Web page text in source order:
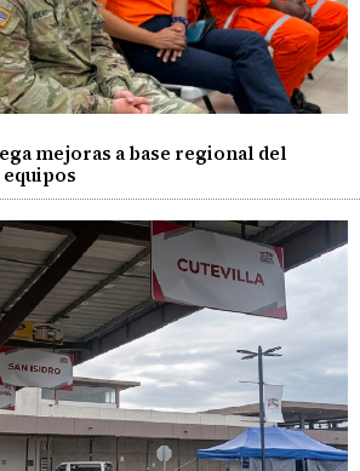
mejoras a base regional del